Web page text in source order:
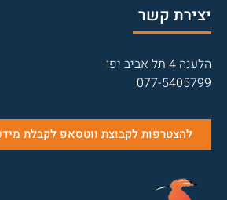
יצירת קשר
הלענה 4 תל אביב יפו
077-5405799
להצטרפות לקבוצת ווטסאפ לקבלת מידע